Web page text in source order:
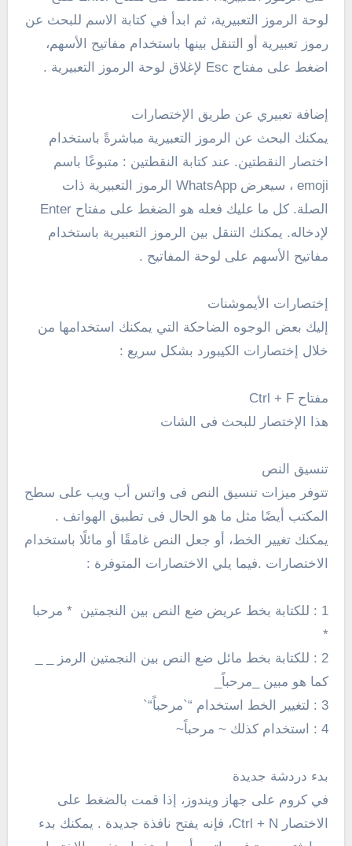
لوحة الرموز التعبيرية، ثم ابدأ في كتابة الاسم للبحث عن
رموز تعبيرية أو التنقل بينها باستخدام مفاتيح الأسهم،
اضغط على مفتاح Esc لإغلاق لوحة الرموز التعبيرية .
إضافة تعبيري عن طريق الإختصارات
يمكنك البحث عن الرموز التعبيرية مباشرةً باستخدام
اختصار النقطتين. عند كتابة النقطتين : متبوعًا باسم
emoji ، سيعرض WhatsApp الرموز التعبيرية ذات
الصلة. كل ما عليك فعله هو الضغط على مفتاح Enter
لإدخاله. يمكنك التنقل بين الرموز التعبيرية باستخدام
مفاتيح الأسهم على لوحة المفاتيح .
إختصارات الأيموشنات
إليك بعض الوجوه الضاحكة التي يمكنك استخدامها من
خلال إختصارات الكيبورد بشكل سريع :
مفتاح Ctrl + F
هذا الإختصار للبحث فى الشات
تنسيق النص
تتوفر ميزات تنسيق النص فى واتس أب ويب على سطح
المكتب أيضًا مثل ما هو الحال فى تطبيق الهواتف .
يمكنك تغيير الخط، أو جعل النص غامقًا أو مائلًا باستخدام
الاختصارات .فيما يلي الاختصارات المتوفرة :
1 : للكتابة بخط عريض ضع النص بين النجمتين * مرحبا
*
2 : للكتابة بخط مائل ضع النص بين النجمتين الرمز
كما هو مبين
_مرحباً_
3 : لتغيير الخط استخدام “`مرحباً“`
4 : استخدام كذلك
~ مرحباً~
بدء دردشة جديدة
في كروم على جهاز ويندوز، إذا قمت بالضغط على
الاختصار Ctrl + N، فإنه يفتح نافذة جديدة . يمكنك بدء